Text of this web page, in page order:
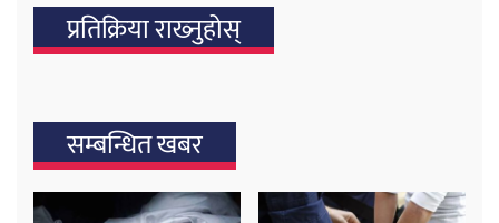
प्रतिक्रिया राख्‍नुहोस्
सम्बन्धित खबर